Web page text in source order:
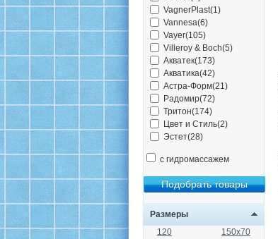
VagnerPlast(1)
Vannesa(6)
Vayer(105)
Villeroy & Boch(5)
Акватек(173)
Акватика(42)
Астра-Форм(21)
Радомир(72)
Тритон(174)
Цвет и Стиль(2)
Эстет(28)
с гидромассажем
Размеры
120
150x70